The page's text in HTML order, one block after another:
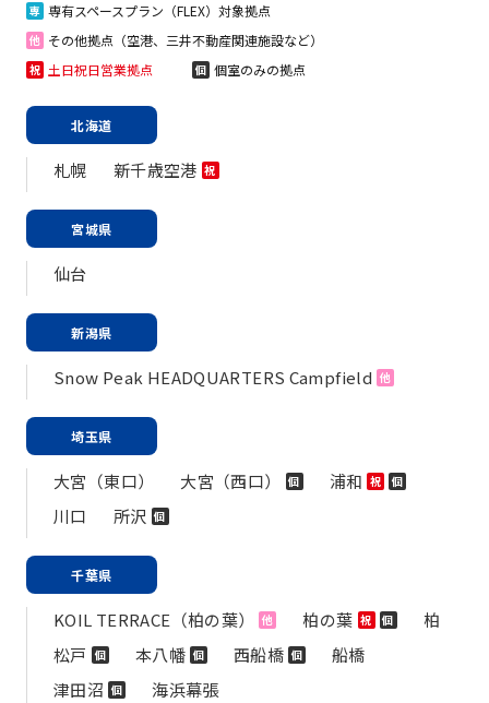
専 専有スペースプラン（FLEX）対象拠点
他 その他拠点（空港、三井不動産関連施設など）
祝 土日祝日営業拠点 個 個室のみの拠点
北海道
札幌 新千歳空港 祝
宮城県
仙台
新潟県
Snow Peak HEADQUARTERS Campfield 他
埼玉県
大宮（東口） 大宮（西口） 個 浦和 祝 個
川口 所沢 個
千葉県
KOIL TERRACE（柏の葉） 他 柏の葉 祝 個
柏
松戸 個 本八幡 個 西船橋 個
船橋
津田沼 個
海浜幕張